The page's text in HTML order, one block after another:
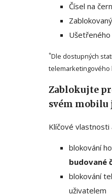
Čísel na
Ušetřeného
*Dle dostupných
telemarketingového
Zablokujte
svém mobilu
Klíčové vlastnosti
blokování
budované
blokování
uživatelem